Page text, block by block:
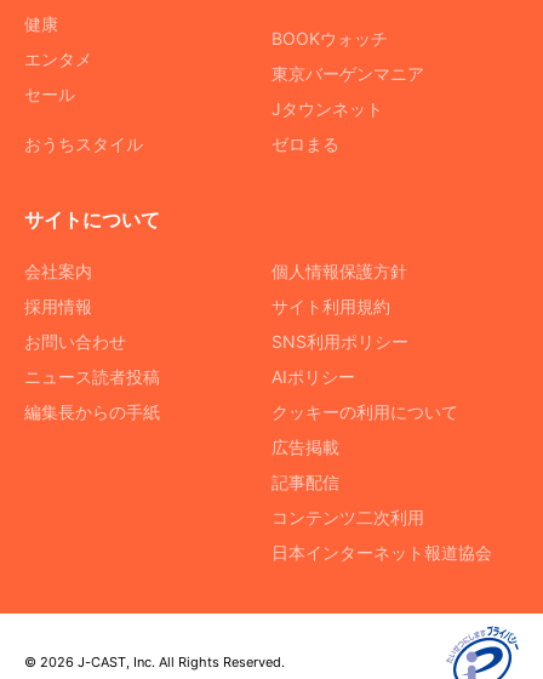
健康
エンタメ
セール
おうちスタイル
BOOKウォッチ
東京バーゲンマニア
Jタウンネット
ゼロまる
サイトについて
会社案内
採用情報
お問い合わせ
ニュース読者投稿
編集長からの手紙
個人情報保護方針
サイト利用規約
SNS利用ポリシー
AIポリシー
クッキーの利用について
広告掲載
記事配信
コンテンツ二次利用
日本インターネット報道協会
© 2026 J-CAST, Inc. All Rights Reserved.